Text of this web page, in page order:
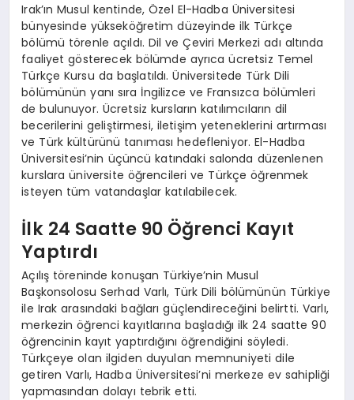
Irak’ın Musul kentinde, Özel El-Hadba Üniversitesi
bünyesinde yükseköğretim düzeyinde ilk Türkçe
bölümü törenle açıldı. Dil ve Çeviri Merkezi adı altında
faaliyet gösterecek bölümde ayrıca ücretsiz Temel
Türkçe Kursu da başlatıldı. Üniversitede Türk Dili
bölümünün yanı sıra İngilizce ve Fransızca bölümleri
de bulunuyor. Ücretsiz kursların katılımcıların dil
becerilerini geliştirmesi, iletişim yeteneklerini artırması
ve Türk kültürünü tanıması hedefleniyor. El-Hadba
Üniversitesi’nin üçüncü katındaki salonda düzenlenen
kurslara üniversite öğrencileri ve Türkçe öğrenmek
isteyen tüm vatandaşlar katılabilecek.
İlk 24 Saatte 90 Öğrenci Kayıt
Yaptırdı
Açılış töreninde konuşan Türkiye’nin Musul
Başkonsolosu Serhad Varlı, Türk Dili bölümünün Türkiye
ile Irak arasındaki bağları güçlendireceğini belirtti. Varlı,
merkezin öğrenci kayıtlarına başladığı ilk 24 saatte 90
öğrencinin kayıt yaptırdığını öğrendiğini söyledi.
Türkçeye olan ilgiden duyulan memnuniyeti dile
getiren Varlı, Hadba Üniversitesi’ni merkeze ev sahipliği
yapmasından dolayı tebrik etti.